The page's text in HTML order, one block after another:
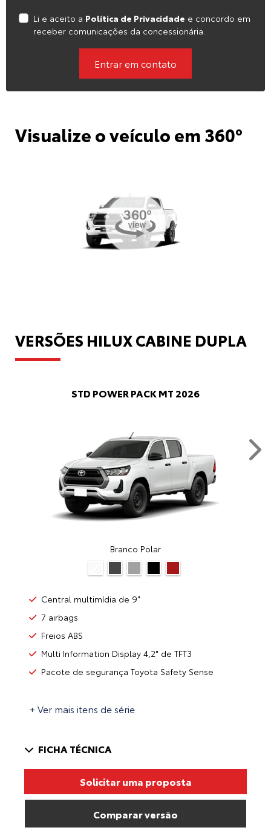
Li e aceito a Política de Privacidade e concordo em
receber comunicações da concessionária.
Entrar em contato
Visualize o veículo em 360°
VERSÕES HILUX CABINE DUPLA
STD POWER PACK MT 2026
Branco Polar
Central multimídia de 9"
7 airbags
Freios ABS
Multi Information Display 4,2" de TFT3
Pacote de segurança Toyota Safety Sense
+ Ver mais itens de série
FICHA TÉCNICA
Solicitar uma proposta
Comparar versão